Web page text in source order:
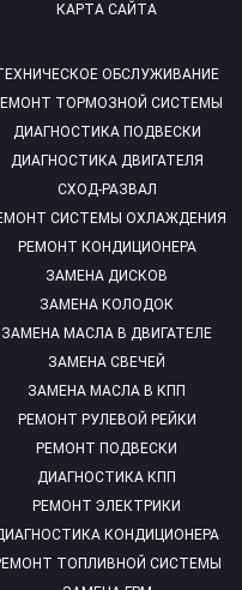
ОБСЛУЖИВАНИЕ
ТОРМОЗНОЙ СИСТЕМЫ
ДИАГНОСТИКА ПОДВЕСКИ
ДИАГНОСТИКА ДВИГАТЕЛЯ
СХОД-РАЗВАЛ
СИСТЕМЫ ОХЛАЖДЕНИЯ
РЕМОНТ КОНДИЦИОНЕРА
ЗАМЕНА ДИСКОВ
ЗАМЕНА КОЛОДОК
ЗАМЕНА МАСЛА В ДВИГАТЕЛЕ
ЗАМЕНА СВЕЧЕЙ
ЗАМЕНА МАСЛА В КПП
РЕМОНТ РУЛЕВОЙ РЕЙКИ
РЕМОНТ ПОДВЕСКИ
ДИАГНОСТИКА КПП
РЕМОНТ ЭЛЕКТРИКИ
КОНДИЦИОНЕРА
ТОПЛИВНОЙ СИСТЕМЫ
КАРТА САЙТА